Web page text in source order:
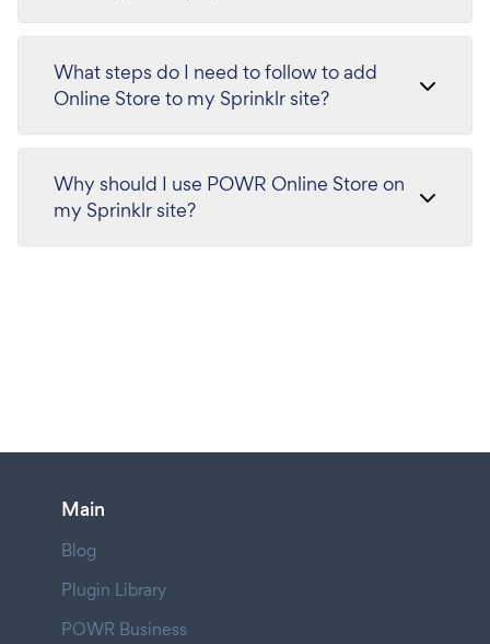
What steps do I need to follow to add
Online Store to my Sprinklr site?
Why should I use POWR Online Store on
my Sprinklr site?
Main
Blog
Plugin Library
POWR Business